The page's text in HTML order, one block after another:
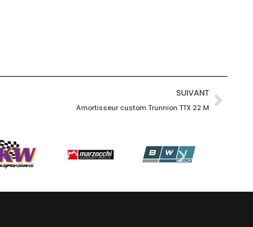
SUIVANT
Amortisseur custom Trunnion TTX 22 M